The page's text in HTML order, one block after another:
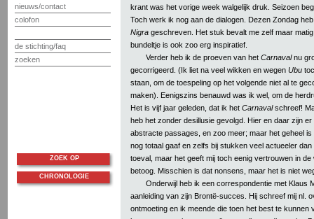
nieuws/contact
colofon
de stichting/faq
zoeken
krant was het vorige week walgelijk druk. Seizoen
Toch werk ik nog aan de dialogen. Dezen Zondag
Nigra geschreven. Het stuk bevalt me zelf maar
bundeltje is ook zoo erg inspiratief.
Verder heb ik de proeven van het Carnavalnu
gecorrigeerd. (Ik liet na veel wikken en wegen Ubu
staan, om de toespeling op het volgende niet al te
maken). Eenigszins benauwd was ik wel, om de
Het is vijf jaar geleden, dat ik het Carnavalschreef!
heb het zonder desillusie gevolgd. Hier en daar zijn er
abstracte passages, en zoo meer; maar het geheel is
nog totaal gaaf en zelfs bij stukken veel actueeler dan
toeval, maar het geeft mij toch eenig vertrouwen in de
betoog. Misschien is dat nonsens, maar het is niet
Onderwijl heb ik een correspondentie met Klaus
aanleiding van zijn Brontë-succes. Hij schreef mij nl.
ontmoeting en ik meende die toen het best te kunnen
ZOEK OP
CHRONOLOGIE